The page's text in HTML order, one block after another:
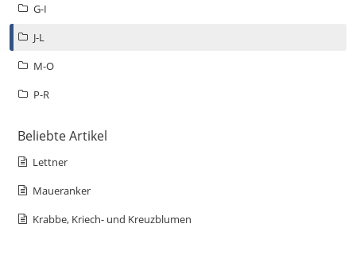
G-I
J-L
M-O
P-R
Beliebte Artikel
Lettner
Maueranker
Krabbe, Kriech- und Kreuzblumen